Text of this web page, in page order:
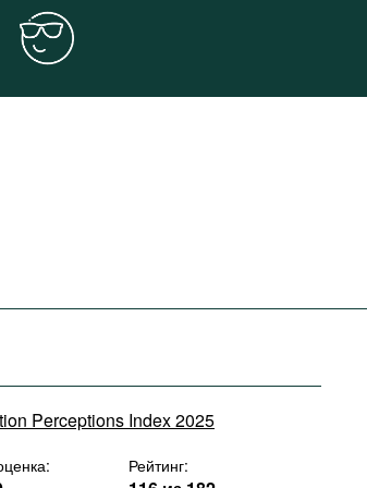
Perceptions Index 2025
Рейтинг: